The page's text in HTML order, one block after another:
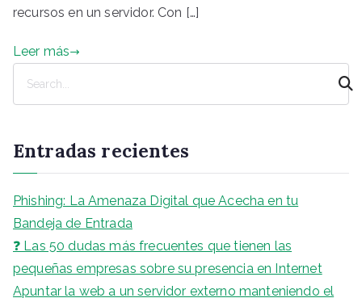
recursos en un servidor. Con […]
Leer más
a
r
Entradas recientes
Phishing: La Amenaza Digital que Acecha en tu
Bandeja de Entrada
❓ Las 50 dudas más frecuentes que tienen las
pequeñas empresas sobre su presencia en Internet
Apuntar la web a un servidor externo manteniendo el